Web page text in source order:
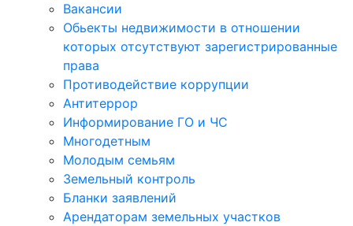
Вакансии
Обьекты недвижимости в отношении
которых отсутствуют зарегистрированные
права
Противодействие коррупции
Антитеррор
Информирование ГО и ЧС
Многодетным
Молодым семьям
Земельный контроль
Бланки заявлений
Арендаторам земельных участков